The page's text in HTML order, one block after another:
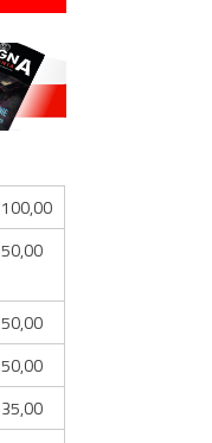
100,00
50,00
50,00
50,00
35,00